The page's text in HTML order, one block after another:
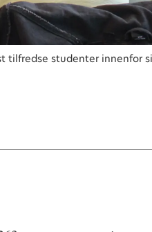
tilfredse studenter